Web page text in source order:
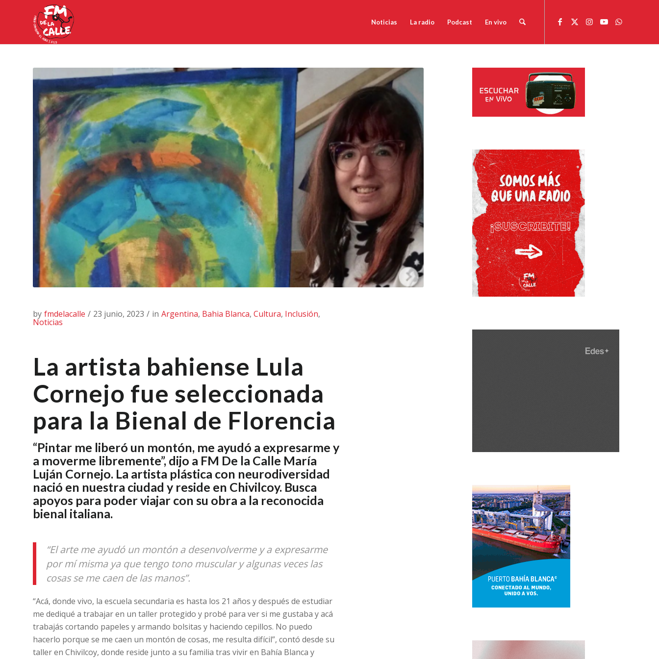
Noticias La radio Podcast En vivo
by fmdelacalle / 23 junio, 2023 / in Argentina, Bahia Blanca, Cultura, Inclusión,
Noticias
La artista bahiense Lula
Cornejo fue seleccionada
para la Bienal de Florencia
“Pintar me liberó un montón, me ayudó a expresarme y
a moverme libremente”, dijo a FM De la Calle María
Luján Cornejo. La artista plástica con neurodiversidad
nació en nuestra ciudad y reside en Chivilcoy. Busca
apoyos para poder viajar con su obra a la reconocida
bienal italiana.
“El arte me ayudó un montón a desenvolverme y a expresarme
por mí misma ya que tengo tono muscular y algunas veces las
cosas se me caen de las manos”.
“Acá, donde vivo, la escuela secundaria es hasta los 21 años y después de estudiar
me dediqué a trabajar en un taller protegido y probé para ver si me gustaba y acá
trabajás cortando papeles y armando bolsitas y haciendo cepillos. No puedo
hacerlo porque se me caen un montón de cosas, me resulta difícil”, contó desde su
taller en Chivilcoy, donde reside junto a su familia tras vivir en Bahía Blanca y